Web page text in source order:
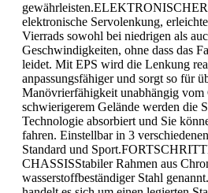
elektronische Servolenkung,
Vierrads sowohl bei niedrigen als
Geschwindigkeiten, ohne dass das
leidet. Mit EPS wird die Lenkung
anpassungsfähiger und sorgt so für
Manövrierfähigkeit unabhängig vom
schwierigerem Gelände werden die
Technologie absorbiert und Sie
fahren. Einstellbar in 3
Standard und
CHASSISStabiler Rahmen aus
wasserstoffbeständiger Stahl